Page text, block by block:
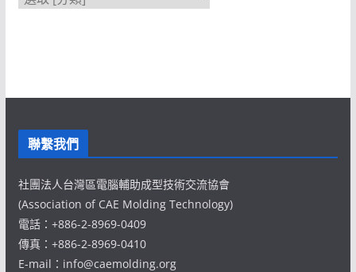
聯繫我們
社團法人台灣區電腦輔助成型技術交流協會
(Association of CAE Molding Technology)
電話：+886-2-8969-0409
傳真：+886-2-8969-0410
E-mail：info@caemolding.org